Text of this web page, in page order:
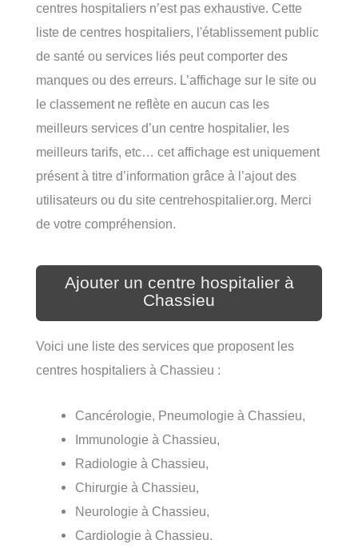
centres hospitaliers n’est pas exhaustive. Cette
liste de centres hospitaliers, l'établissement public
de santé ou services liés peut comporter des
manques ou des erreurs. L’affichage sur le site ou
le classement ne reflète en aucun cas les
meilleurs services d’un centre hospitalier, les
meilleurs tarifs, etc… cet affichage est uniquement
présent à titre d’information grâce à l’ajout des
utilisateurs ou du site centrehospitalier.org. Merci
de votre compréhension.
Ajouter un centre hospitalier à
Chassieu
Voici une liste des services que proposent les
centres hospitaliers à Chassieu :
Cancérologie, Pneumologie à Chassieu,
Immunologie à Chassieu,
Radiologie à Chassieu,
Chirurgie à Chassieu,
Neurologie à Chassieu,
Cardiologie à Chassieu.